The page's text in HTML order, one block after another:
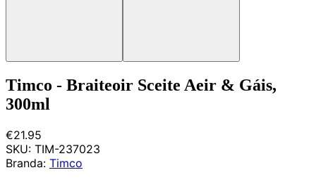
Timco - Braiteoir Sceite Aeir & Gáis,
300ml
€21.95
SKU: TIM-237023
Branda: Timco